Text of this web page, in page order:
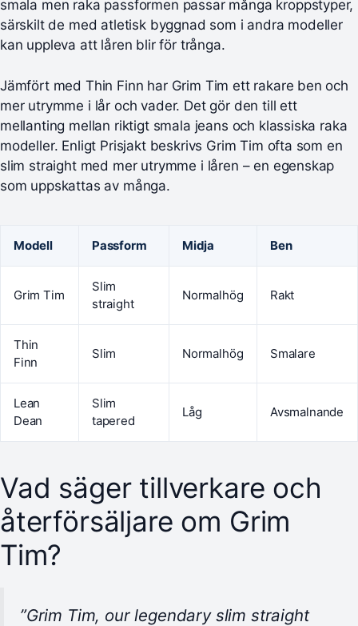
smala men raka passformen passar många kroppstyper,
särskilt de med atletisk byggnad som i andra modeller
kan uppleva att låren blir för trånga.
Jämfört med Thin Finn har Grim Tim ett rakare ben och
mer utrymme i lår och vader. Det gör den till ett
mellanting mellan riktigt smala jeans och klassiska raka
modeller. Enligt Prisjakt beskrivs Grim Tim ofta som en
slim straight med mer utrymme i låren – en egenskap
som uppskattas av många.
Modell Passform Midja Ben
Grim Tim
Slim
straight
Normalhög Rakt
Thin
Finn
Slim Normalhög Smalare
Lean
Dean
Slim
tapered
Låg Avsmalnande
Vad säger tillverkare och
återförsäljare om Grim
Tim?
”Grim Tim, our legendary slim straight